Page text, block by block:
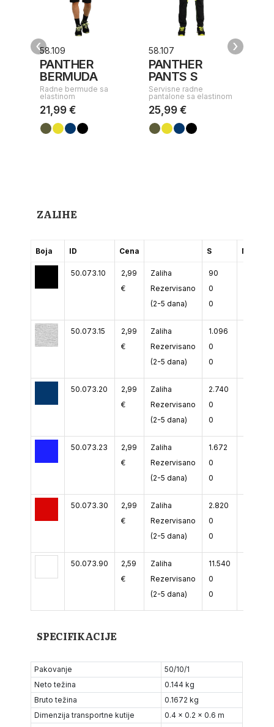
58.109
PANTHER
BERMUDA
Radne bermude sa
elastinom
21,99 €
58.107
PANTHER
PANTS S
Servisne radne
pantalone sa elastinom
25,99 €
‹ ›
ZALIHE
Boja ID Cena S M
50.073.10
2,99
€
Zaliha
Rezervisano
(2-5 dana)
90
0
0
50.073.15
2,99
€
Zaliha
Rezervisano
(2-5 dana)
1.096
0
0
50.073.20
2,99
€
Zaliha
Rezervisano
(2-5 dana)
2.740
0
0
50.073.23
2,99
€
Zaliha
Rezervisano
(2-5 dana)
1.672
0
0
50.073.30
2,99
€
Zaliha
Rezervisano
(2-5 dana)
2.820
0
0
50.073.90
2,59
€
Zaliha
Rezervisano
(2-5 dana)
11.540
0
0
SPECIFIKACIJE
Pakovanje
50/10/1
Neto težina
0.144 kg
Bruto težina
0.1672 kg
Dimenzija transportne kutije
0.4 x 0.2 x 0.6 m